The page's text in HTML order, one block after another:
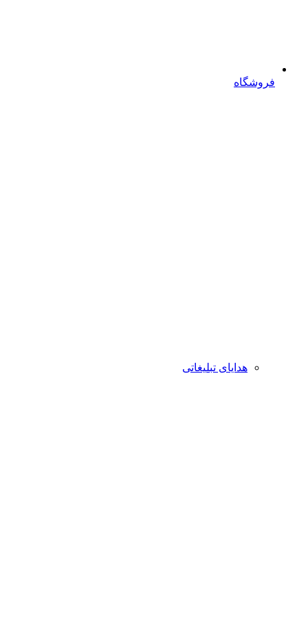
فروشگاه
هدایای تبلیغاتی